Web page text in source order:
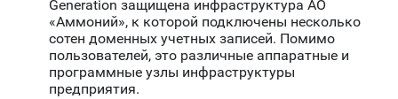
Generation защищена инфраструктура АО
«Аммоний», к которой подключены несколько
сотен доменных учетных записей. Помимо
пользователей, это различные аппаратные и
программные узлы инфраструктуры
предприятия.